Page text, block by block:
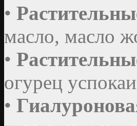
•
масло, масло
•
огурец
•